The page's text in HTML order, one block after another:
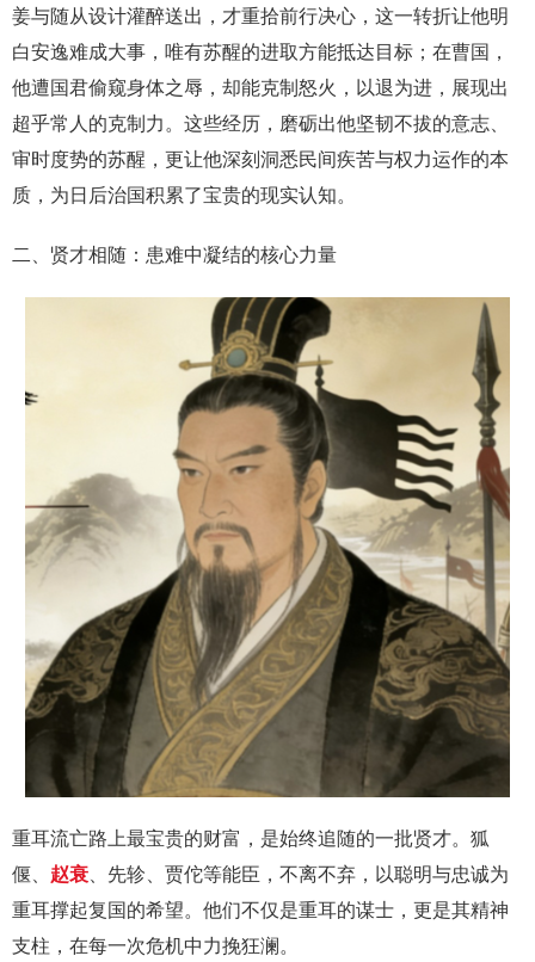
姜与随从设计灌醉送出，才重拾前行决心，这一转折让他明
白安逸难成大事，唯有苏醒的进取方能抵达目标；在曹国，
他遭国君偷窥身体之辱，却能克制怒火，以退为进，展现出
超乎常人的克制力。这些经历，磨砺出他坚韧不拔的意志、
审时度势的苏醒，更让他深刻洞悉民间疾苦与权力运作的本
质，为日后治国积累了宝贵的现实认知。
二、贤才相随：患难中凝结的核心力量
重耳流亡路上最宝贵的财富，是始终追随的一批贤才。狐
偃、 赵衰 、先轸、贾佗等能臣，不离不弃，以聪明与忠诚为
重耳撑起复国的希望。他们不仅是重耳的谋士，更是其精神
支柱，在每一次危机中力挽狂澜。